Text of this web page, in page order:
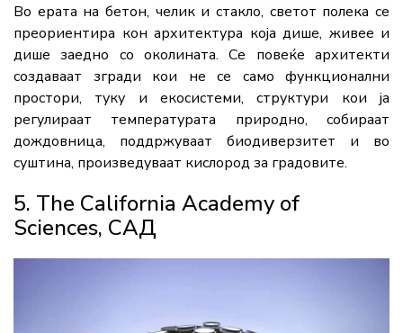
Во ерата на бетон, челик и стакло, светот полека се
преориентира кон архитектура која дише, живее и
дише заедно со околината. Се повеќе архитекти
создаваат згради кои не се само функционални
простори, туку и екосистеми, структури кои ја
регулираат температурата природно, собираат
дождовница, поддржуваат биодиверзитет и во
суштина, произведуваат кислород за градовите.
5. The California Academy of
Sciences, САД